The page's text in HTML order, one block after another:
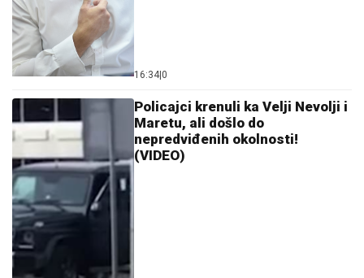
16:34 0
Policajci krenuli ka Velji Nevolji i
Maretu, ali došlo do
nepredviđenih okolnosti!
(VIDEO)